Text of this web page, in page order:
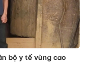
bộ y tế vùng cao